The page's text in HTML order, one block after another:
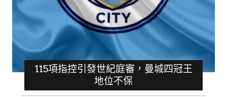
115項指控引發世紀庭審，曼城四冠王
地位不保